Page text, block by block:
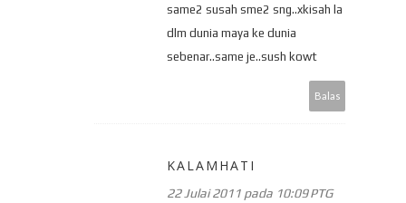
same2 susah sme2 sng..xkisah la
dlm dunia maya ke dunia
sebenar..same je..sush kowt
Balas
KALAMHATI
22 Julai 2011 pada 10:09 PTG